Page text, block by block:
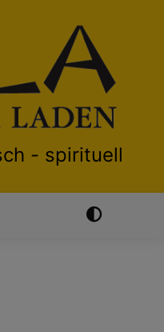
- spirituell